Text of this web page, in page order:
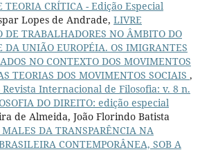
TEORIA CRÍTICA - Edição Especial
Lopes de Andrade, LIVRE
DE TRABALHADORES NO ÂMBITO DO
DA UNIÃO EUROPÉIA. OS IMIGRANTES
NO CONTEXTO DOS MOVIMENTOS
TEORIAS DOS MOVIMENTOS SOCIAIS ,
Internacional de Filosofia: v. 8 n.
DO DIREITO: edição especial
de Almeida, João Florindo Batista
MALES DA TRANSPARÊNCIA NA
CONTEMPORÂNEA, SOB A